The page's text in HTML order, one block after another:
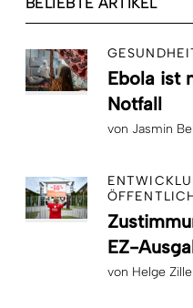
BELIEBTE ARTIKEL
Ebola ist
Notfall
von Jasmin
EZ-
von Helge Zille